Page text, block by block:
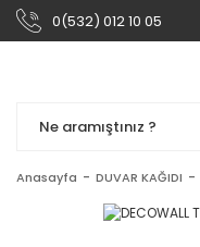
0(532) 012 10 05
Anasayfa DUVAR KAĞIDI